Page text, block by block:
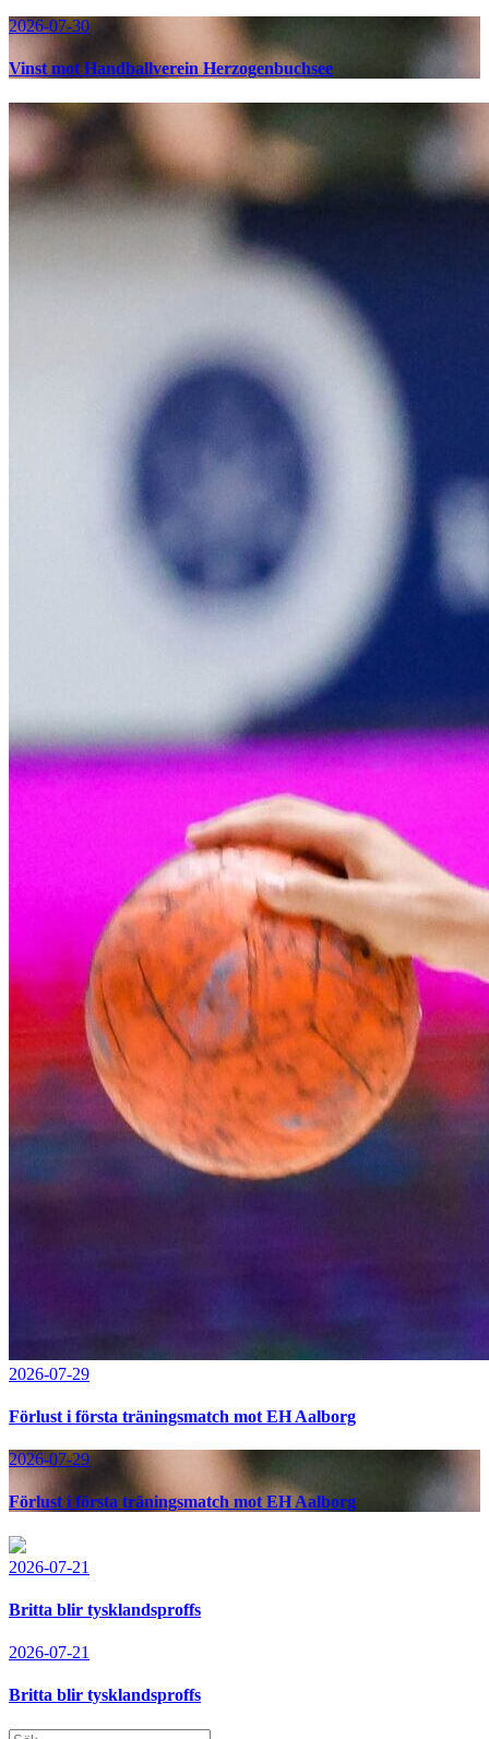
2026-07-30
Vinst mot Handballverein Herzogenbuchsee
2026-07-29
Förlust i första träningsmatch mot EH Aalborg
2026-07-29
Förlust i första träningsmatch mot EH Aalborg
2026-07-21
Britta blir tysklandsproffs
2026-07-21
Britta blir tysklandsproffs